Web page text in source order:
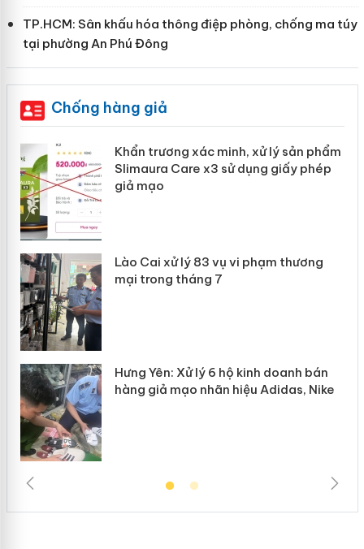
TP.HCM: Sân khấu hóa thông điệp phòng, chống ma túy
tại phường An Phú Đông
Chống hàng giả
Khẩn trương xác minh, xử lý sản phẩm
Slimaura Care x3 sử dụng giấy phép
giả mạo
Lào Cai xử lý 83 vụ vi phạm thương
mại trong tháng 7
Hưng Yên: Xử lý 6 hộ kinh doanh bán
hàng giả mạo nhãn hiệu Adidas, Nike